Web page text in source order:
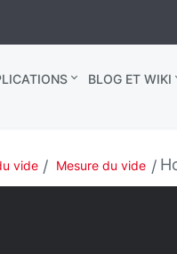
BLOG ET WIKI
vide Mesure du vide